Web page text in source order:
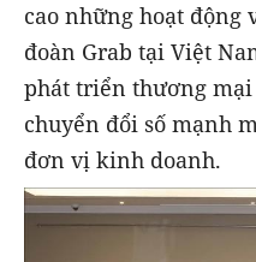
cao những hoạt động
đoàn Grab tại Việt
phát triển thương
chuyển đổi số mạnh
đơn vị kinh doanh.